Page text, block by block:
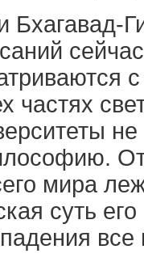
Бхагавад-
частях
мира
суть